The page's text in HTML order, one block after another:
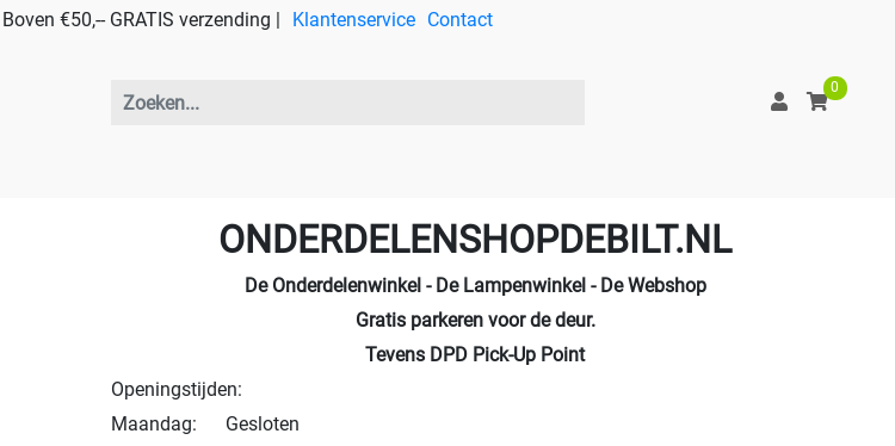
Boven €50,-- GRATIS verzending | Klantenservice Contact
0
ONDERDELENSHOPDEBILT.NL
De Onderdelenwinkel - De Lampenwinkel - De Webshop
Gratis parkeren voor de deur.
Tevens DPD Pick-Up Point
Openingstijden:
Maandag: Gesloten